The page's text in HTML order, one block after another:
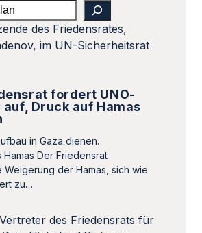
fordert UNO-
Druck auf Hamas
in Gaza dienen.
Hamas Der Friedensrat
der Hamas, sich wie
zu…